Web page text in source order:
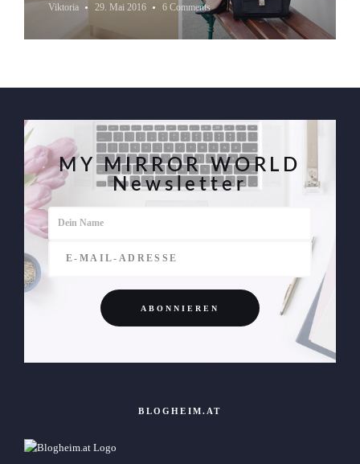
Viktoria 29. Mai 2016 6 Comments
MY MIRROR WORLD
Newsletter
BLOGHEIM.AT